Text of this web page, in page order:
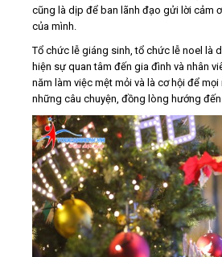
cũng là dịp để ban lãnh đạo gửi lời cảm
của mình.
Tổ chức lễ giáng sinh, tổ chức lễ noel là
hiện sự quan tâm đến gia đình và nhân
năm làm việc mệt mỏi và là cơ hội để
những câu chuyện, đồng lòng hướng